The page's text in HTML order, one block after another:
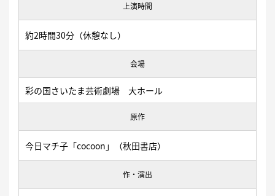
上演時間
約2時間30分（休憩なし）
会場
彩の国さいたま芸術劇場 大ホール
原作
今日マチ子「cocoon」（秋田書店）
作・演出